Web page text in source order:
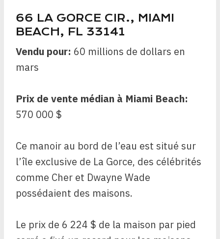
66 LA GORCE CIR., MIAMI
BEACH, FL 33141
Vendu pour: 60 millions de dollars en
mars
Prix de vente médian à Miami Beach:
570 000 $
Ce manoir au bord de l’eau est situé sur
l’île exclusive de La Gorce, des célébrités
comme Cher et Dwayne Wade
possédaient des maisons.
Le prix de 6 224 $ de la maison par pied